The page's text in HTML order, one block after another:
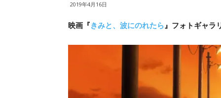
2019年4月16日
映画『きみと、波にのれたら 』フォトギャラ